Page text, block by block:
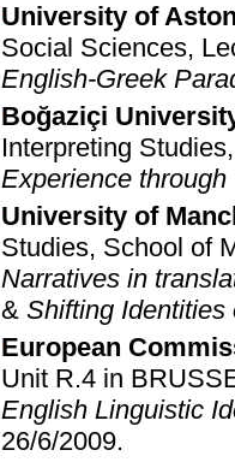
University of
Social Sciences,
English-Greek
Boğaziçi
Interpreting
Experience through
University of
Studies, School of
Narratives in
& Shifting Identities
European
Unit R.4 in
English Linguistic
26/6/2009.